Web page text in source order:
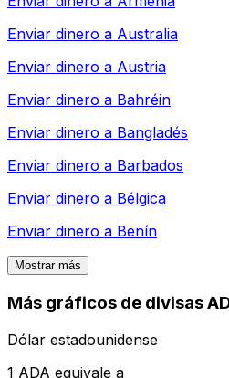
Enviar dinero a Australia
Enviar dinero a Austria
Enviar dinero a Bahréin
Enviar dinero a Bangladés
Enviar dinero a Barbados
Enviar dinero a Bélgica
Enviar dinero a Benín
Mostrar más
Más gráficos de divisas
Dólar estadounidense
1 ADA equivale a